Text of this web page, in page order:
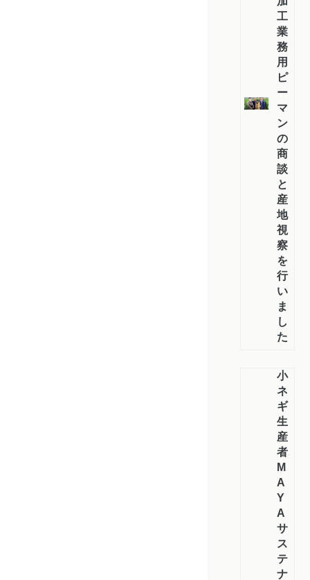
工・
業
務
用
ピ
ー
マ
ン
の
商
談
と
産
地
視
察
を
行
い
ま
し
た
小
ネ
ギ
生
産
者、
M
A
Y
A
サ
ス
テ
ナ